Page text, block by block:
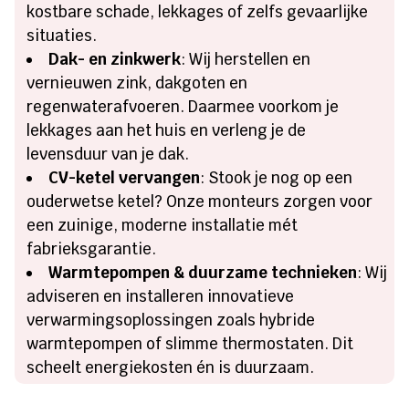
kostbare schade, lekkages of zelfs gevaarlijke
situaties.
Dak- en zinkwerk: Wij herstellen en
vernieuwen zink, dakgoten en
regenwaterafvoeren. Daarmee voorkom je
lekkages aan het huis en verleng je de
levensduur van je dak.
CV-ketel vervangen: Stook je nog op een
ouderwetse ketel? Onze monteurs zorgen voor
een zuinige, moderne installatie mét
fabrieksgarantie.
Warmtepompen & duurzame technieken: Wij
adviseren en installeren innovatieve
verwarmingsoplossingen zoals hybride
warmtepompen of slimme thermostaten. Dit
scheelt energiekosten én is duurzaam.